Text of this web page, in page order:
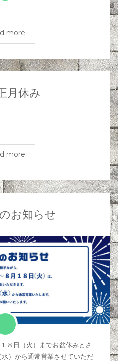
more
月休み
more
お知らせ
８日（火）までお盆休みとさ
）から通常営業させていただ